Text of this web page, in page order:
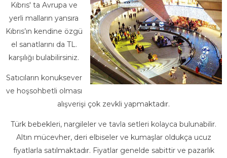
Kıbrıs' ta Avrupa ve
yerli malların yansıra
Kıbrıs’ın kendine özgü
el sanatlarını da TL.
karşılığı bulabilirsiniz.
Satıcıların konuksever
ve hoşsohbetli olması
alışverişi çok zevkli yapmaktadır.
Türk bebekleri, nargileler ve tavla setleri kolayca bulunabilir.
Altın mücevher, deri elbiseler ve kumaşlar oldukça ucuz
fiyatlarla satılmaktadır. Fiyatlar genelde sabittir ve pazarlık